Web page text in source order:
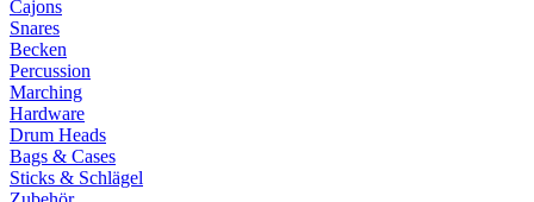
Cajons
Snares
Becken
Percussion
Marching
Hardware
Drum Heads
Bags & Cases
Sticks & Schlägel